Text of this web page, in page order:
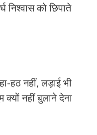
निश्वास को छिपाते
हठ नहीं, लड़ाई भी
नहीं बुलाने देना